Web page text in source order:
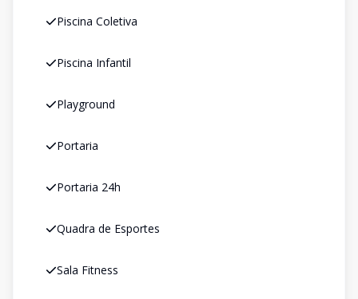
Piscina Coletiva
Piscina Infantil
Playground
Portaria
Portaria 24h
Quadra de Esportes
Sala Fitness